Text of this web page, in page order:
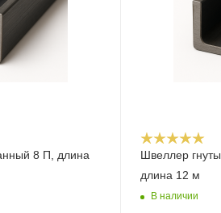
8 П, длина
Швеллер
длина 12 м
В наличии